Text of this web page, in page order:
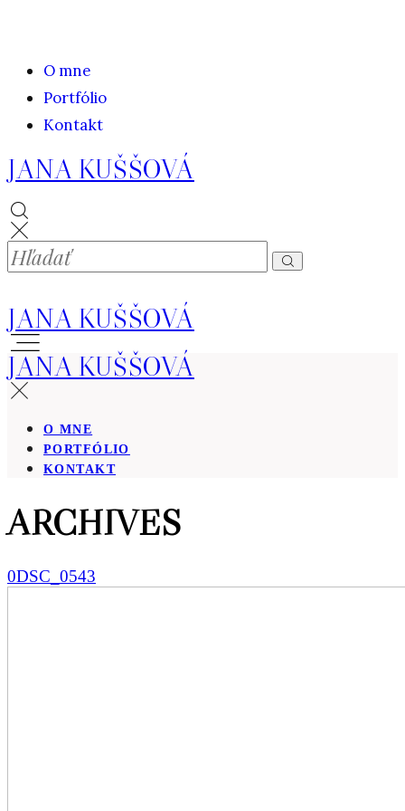
O mne
Portfólio
Kontakt
JANA KUŠŠOVÁ
JANA KUŠŠOVÁ
JANA KUŠŠOVÁ
O MNE
PORTFÓLIO
KONTAKT
ARCHIVES
0DSC_0543